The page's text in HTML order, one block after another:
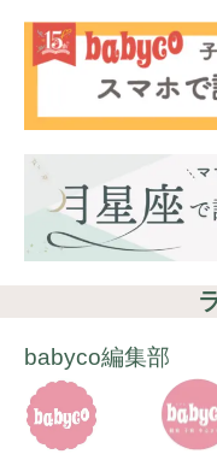
babyco編集部